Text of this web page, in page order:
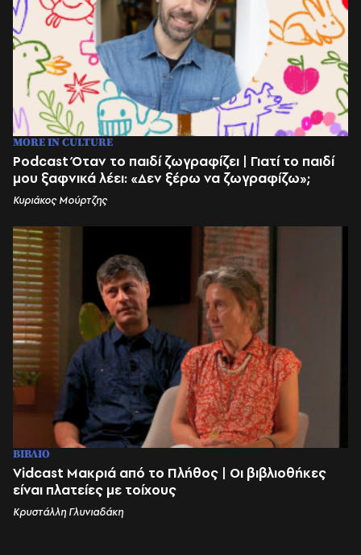
MORE IN CULTURE
Podcast Όταν το παιδί ζωγραφίζει | Γιατί το παιδί
μου ξαφνικά λέει: «Δεν ξέρω να ζωγραφίζω»;
Κυριάκος Μούρτζης
ΒΙΒΛΙΟ
Vidcast Μακριά από το Πλήθος | Οι βιβλιοθήκες
είναι πλατείες με τοίχους
Κρυστάλλη Γλυνιαδάκη